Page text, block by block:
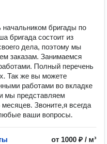
бригады по
бригада состоит из
дела, поэтому мы
заказам. Занимаемся
Полный перечень
Так же вы можете
работами во вкладке
мы представляем
Звоните,я всегда
любые ваши вопросы.
от 1000 ₽ / м³